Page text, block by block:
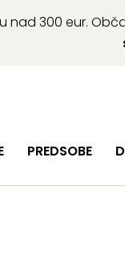
nad 300 eur.
PREDSOBE